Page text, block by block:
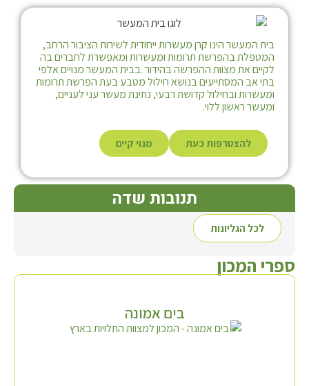
בית המעשר הינו קרן מעשרות ייחודית לשירות הציבור הרחב,
המטפלת בהפרשת תרומות ומעשרות ומאפשרת לחברים בה
לקיים את מצוות ההפרשה בהידור .בבית המעשר מנויים אלפי
בתי אב המסתייעים בנושא חילול מטבע בעת הפרשת תרומות
ומעשרות ובחילול קדושת רבעי, נתינת מעשר עני לעניים,
ומעשר ראשון ללוי.
להצטרפות כעת מנוי קיים
תנובות שדה
לכל הגליונות
ספרי המכון
בים אמונה